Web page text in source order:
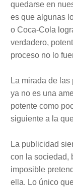
quedarse en
es que algunas
o Coca-Cola
verdadero,
proceso no lo
La mirada de
ya no es una
potente como
siguiente a la
La publicidad
con la sociedad,
imposible
ella. Lo único